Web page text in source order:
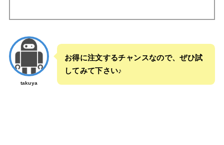
takuya
お得に注文するチャンスなので、ぜひ試
してみて下さい♪